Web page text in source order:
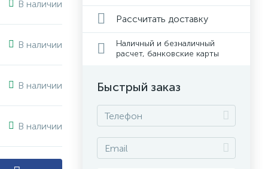
В наличии
В наличии
В наличии
В наличии
Рассчитать доставку
Наличный и безналичный
расчет, банковские карты
Быстрый заказ